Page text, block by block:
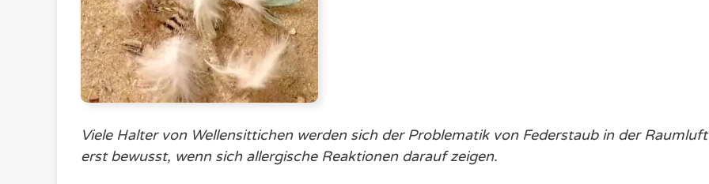
Viele Halter von Wellensittichen werden sich der Problematik von Federstaub in der
erst bewusst, wenn sich allergische Reaktionen darauf zeigen.